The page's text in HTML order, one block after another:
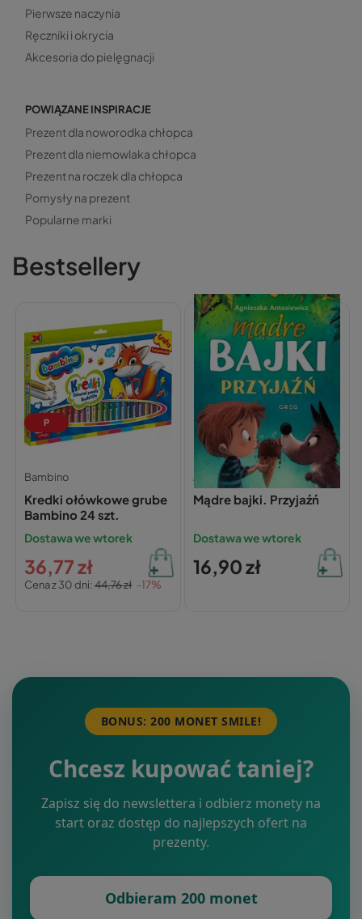
Pierwsze naczynia
Ręczniki i okrycia
Akcesoria do pielęgnacji
POWIĄZANE INSPIRACJE
Prezent dla noworodka chłopca
Prezent dla niemowlaka chłopca
Prezent na roczek dla chłopca
Pomysły na prezent
Popularne marki
Bestsellery
P
Bambino
Kredki ołówkowe grube
Bambino 24 szt.
Dostawa we wtorek
36,77 zł
Cena z 30 dni:44,76 zł -17%
Agnieszka Antosiewicz,
Mądre bajki. Przyjaźń
Dostawa we wtorek
16,90 zł
BONUS: 200 MONET SMILE!
Chcesz kupować taniej?
Zapisz się do newslettera i odbierz monety na
start oraz dostęp do najlepszych ofert na
prezenty.
Odbieram 200 monet